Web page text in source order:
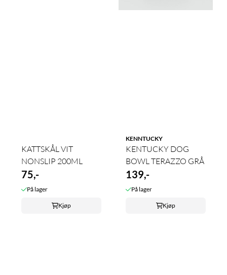
KATTSKÅL VIT
NONSLIP 200ML
75,-
På lager
Kjøp
KENNTUCKY
KENTUCKY DOG
BOWL TERAZZO GRÅ
139,-
På lager
Kjøp